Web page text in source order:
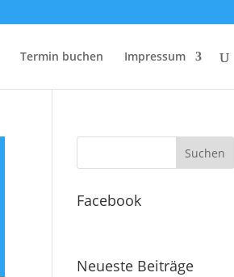
Termin buchen Impressum
Facebook
Neueste Beiträge